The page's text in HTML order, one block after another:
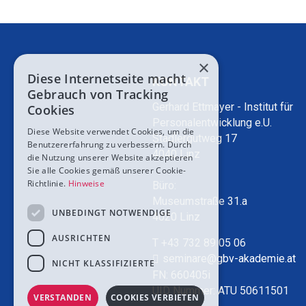
KONTAKT
Gerhard Ettmayer - Institut für
Personalentwicklung e.U.
Stadlergutweg 17
4040 Linz
Museumstraße 31.a
4020 Linz
T +43 732 89 05 06
seminare@gbv-akademie.at
UID Nummer: ATU 50611501
×
Diese Internetseite macht
Gebrauch von Tracking
Cookies
Diese Website verwendet Cookies, um die
Benutzererfahrung zu verbessern. Durch
die Nutzung unserer Website akzeptieren
Sie alle Cookies gemäß unserer Cookie-
Richtlinie. Hinweise
UNBEDINGT NOTWENDIGE
AUSRICHTEN
NICHT KLASSIFIZIERTE
VERSTANDEN COOKIES VERBIETEN